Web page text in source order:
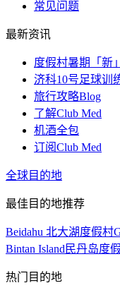
常见问题
最新资讯
度假村暑期「新
济科10号足球训
旅行攻略Blog
了解Club Med
机酒全包
订阅Club Med
全球目的地
最佳目的地推荐
Beidahu 北大湖度假村
Bintan Island民丹岛度
热门目的地